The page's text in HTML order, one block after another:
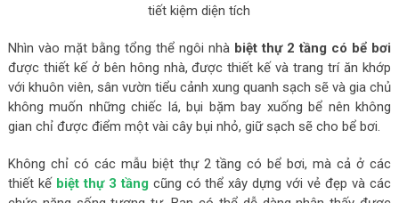
tiết kiệm diện tích
Nhìn vào mặt bằng tổng thể ngôi nhà biệt thự 2 tầng có bể bơi
được thiết kế ở bên hông nhà, được thiết kế và trang trí ăn khớp
với khuôn viên, sân vườn tiểu cảnh xung quanh sạch sẽ và gia chủ
không muốn những chiếc lá, bụi bặm bay xuống bể nên không
gian chỉ được điểm một vài cây bụi nhỏ, giữ sạch sẽ cho bể bơi.
Không chỉ có các mẫu biệt thự 2 tầng có bể bơi, mà cả ở các
thiết kế biệt thự 3 tầngcũng có thể xây dựng với vẻ đẹp và các